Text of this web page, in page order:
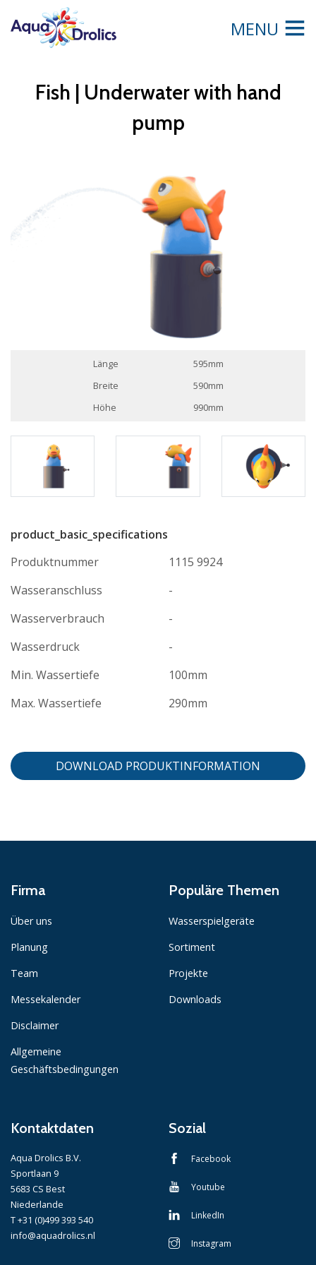
MENU
Fish | Underwater with hand
pump
Länge
595mm
Breite
590mm
Höhe
990mm
product_basic_specifications
Produktnummer
1115 9924
Wasseranschluss
-
Wasserverbrauch
-
Wasserdruck
-
Min. Wassertiefe
100mm
Max. Wassertiefe
290mm
DOWNLOAD PRODUKTINFORMATION
Firma
Über uns
Planung
Team
Messekalender
Disclaimer
Allgemeine
Geschäftsbedingungen
Populäre Themen
Wasserspielgeräte
Sortiment
Projekte
Downloads
Kontaktdaten
Aqua Drolics B.V.
Sportlaan 9
5683 CS Best
Niederlande
T +31 (0)499 393 540
info@aquadrolics.nl
Sozial
Facebook
Youtube
LinkedIn
Instagram